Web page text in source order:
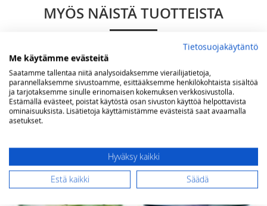
MYÖS NÄISTÄ TUOTTEISTA
Tietosuojakäytäntö
Me käytämme evästeitä
Saatamme tallentaa niitä analysoidaksemme vierailijatietoja,
parannellaksemme sivustoamme, esittääksemme henkilökohtaista sisältöä
ja tarjotaksemme sinulle erinomaisen kokemuksen verkkosivustolla.
Estämällä evästeet, poistat käytöstä osan sivuston käyttöä helpottavista
ominaisuuksista. Lisätietoja käyttämistämme evästeistä saat avaamalla
asetukset.
Hyväksy kaikki
Estä kaikki Säädä